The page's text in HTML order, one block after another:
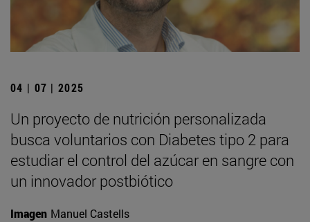
04 | 07 | 2025
Un proyecto de nutrición personalizada
busca voluntarios con Diabetes tipo 2 para
estudiar el control del azúcar en sangre con
un innovador postbiótico
Imagen Manuel Castells